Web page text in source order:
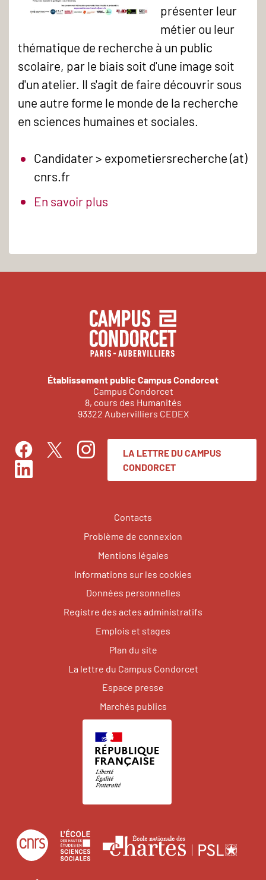
présenter leur
métier ou leur
thématique de recherche à un public
scolaire, par le biais soit d'une image soit
d'un atelier. Il s'agit de faire découvrir sous
une autre forme le monde de la recherche
en sciences humaines et sociales.
Candidater > expometiersrecherche (at)
cnrs.fr
En savoir plus
Établissement public Campus Condorcet
Campus Condorcet
8, cours des Humanités
93322 Aubervilliers CEDEX
FacebookTwitterInstagram
LinkedIn
LA LETTRE DU CAMPUS
CONDORCET
Contacts
Problème de connexion
Mentions légales
Informations sur les cookies
Données personnelles
Registre des actes administratifs
Emplois et stages
Plan du site
La lettre du Campus Condorcet
Espace presse
Marchés publics
Centre
national
École
des